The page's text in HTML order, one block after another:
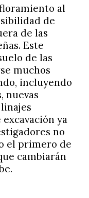
al
de
de las
Este
de las
muchos
incluyendo
nuevas
ya
no
el primero de
cambiarán